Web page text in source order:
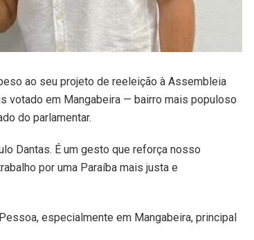
ao seu projeto de reeleição à Assembleia
votado em Mangabeira — bairro mais populoso
do parlamentar.
Dantas. É um gesto que reforça nosso
por uma Paraíba mais justa e
especialmente em Mangabeira, principal